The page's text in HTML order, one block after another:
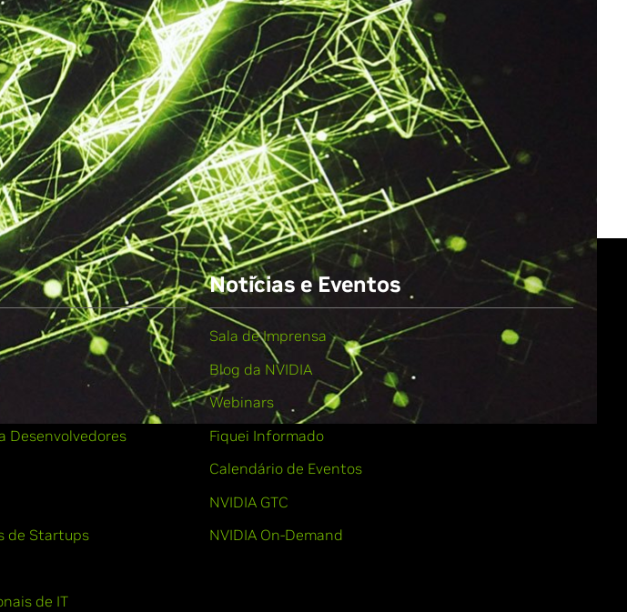
Desenvolvedores
de Startups
de IT
Notícias e Eventos
Sala de Imprensa
Blog da NVIDIA
Webinars
Fiquei Informado
Calendário de Eventos
NVIDIA GTC
NVIDIA On-Demand